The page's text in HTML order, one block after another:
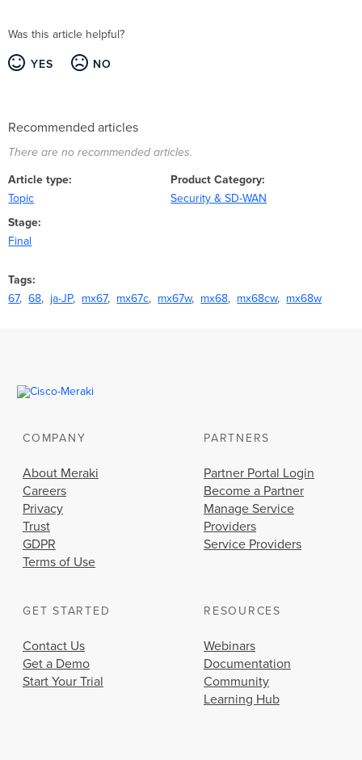
Was this article helpful?
YES NO
Recommended articles
There are no recommended articles.
Article type
Topic
Product Category
Security & SD-WAN
Stage
Final
Tags
67
68 ja-JP mx67 mx67c mx67w mx68 mx68cw mx68w
COMPANY
About Meraki
Careers
Privacy
Trust
GDPR
Terms of Use
PARTNERS
Partner Portal Login
Become a Partner
Manage Service
Providers
Service Providers
GET STARTED
Contact Us
Get a Demo
Start Your Trial
RESOURCES
Webinars
Documentation
Community
Learning Hub